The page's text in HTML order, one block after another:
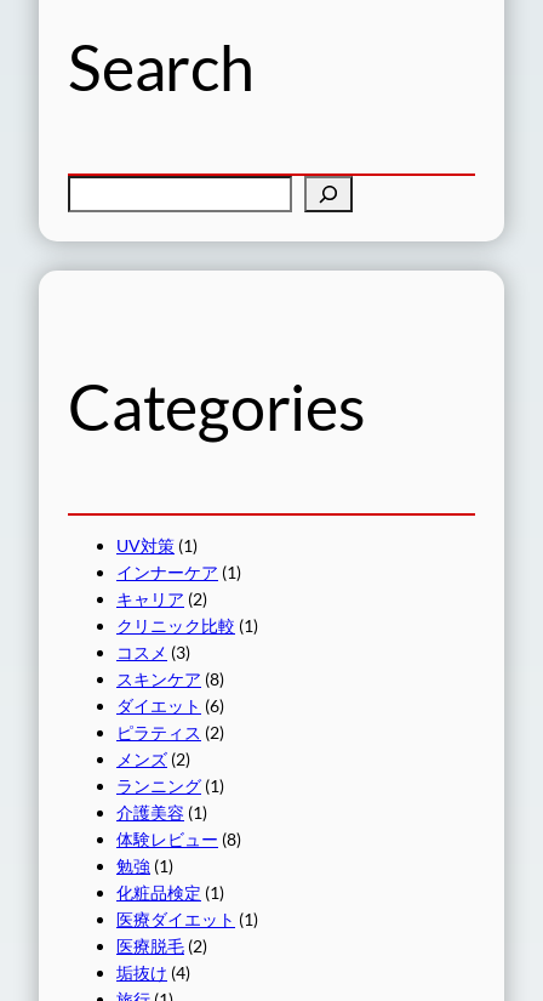
Search
索
Categories
UV対策 (1)
インナーケア (1)
キャリア (2)
クリニック比較 (1)
コスメ (3)
スキンケア (8)
ダイエット (6)
ピラティス (2)
メンズ (2)
ランニング (1)
介護美容 (1)
体験レビュー (8)
勉強 (1)
化粧品検定 (1)
医療ダイエット (1)
医療脱毛 (2)
垢抜け (4)